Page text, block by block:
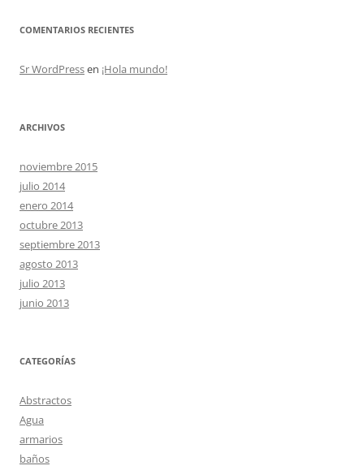
COMENTARIOS RECIENTES
Sr WordPressen ¡Hola mundo!
ARCHIVOS
noviembre 2015
julio 2014
enero 2014
octubre 2013
septiembre 2013
agosto 2013
julio 2013
junio 2013
CATEGORÍAS
Abstractos
Agua
armarios
baños